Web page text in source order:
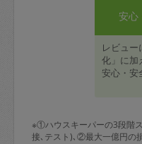
安心
レビュー
化」に加
安心・安
※①ハウスキーパーの3段階
接､テスト)､②最大一億円の